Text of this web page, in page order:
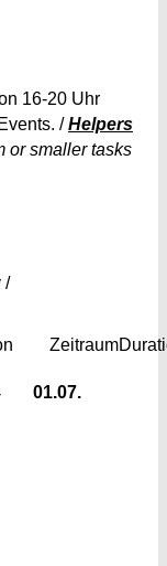
16-20 Uhr
/Helpers
or smaller tasks
/
Zeitraum
01.07.